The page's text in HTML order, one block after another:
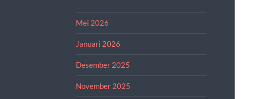
Mei 2026
Januari 2026
Desember 2025
November 2025